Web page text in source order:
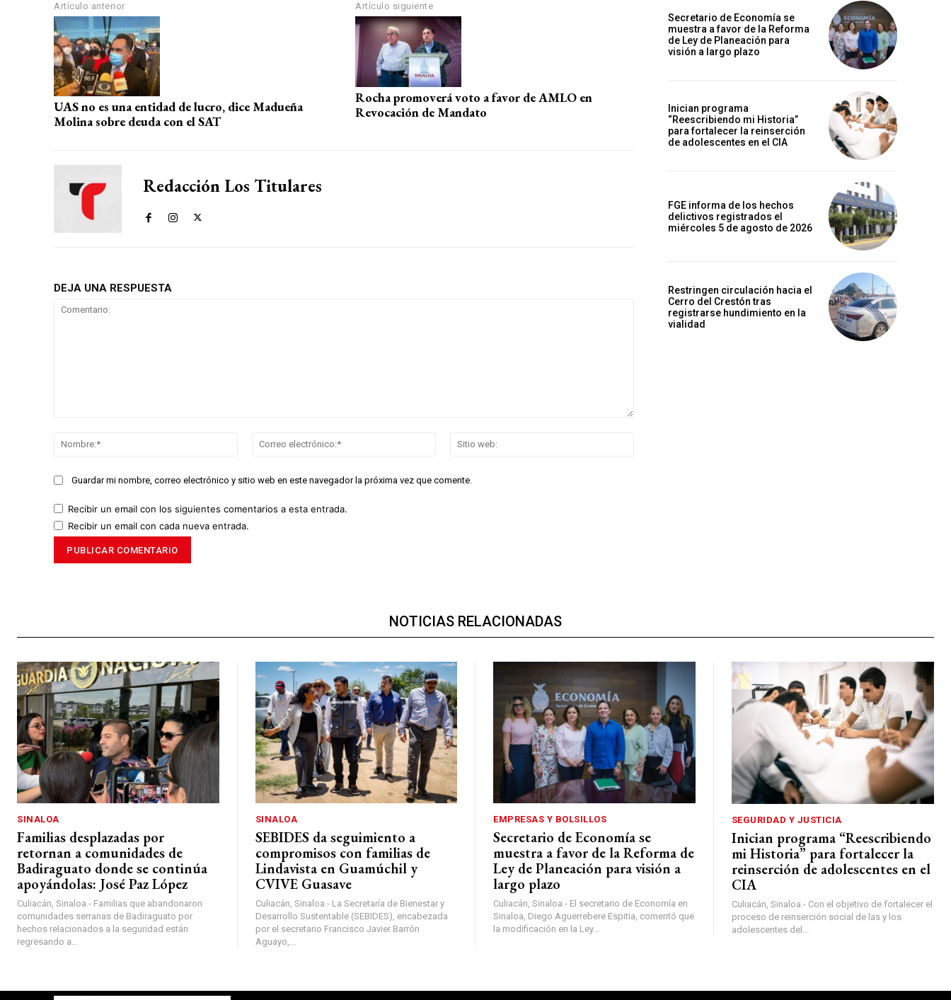
p
k
Artículo anterior
UAS no es una entidad de lucro, dice Madueña
Molina sobre deuda con el SAT
Artículo siguiente
Rocha promoverá voto a favor de AMLO en
Revocación de Mandato
Redacción Los Titulares
DEJA UNA RESPUESTA
Nombre:*
Correo
Guardar mi nombre, correo electrónico y sitio web en este navegador la próxima vez que comente.
Recibir un email con los siguientes comentarios a esta entrada.
Recibir un email con cada nueva entrada.
Secretario de Economía se
muestra a favor de la Reforma
de Ley de Planeación para
visión a largo plazo
Inician programa
“Reescribiendo mi Historia”
para fortalecer la reinserción
de adolescentes en el CIA
FGE informa de los hechos
delictivos registrados el
miércoles 5 de agosto de 2026
Restringen circulación hacia el
Cerro del Crestón tras
registrarse hundimiento en la
vialidad
NOTICIAS RELACIONADAS
SINALOA
Familias desplazadas por
retornan a comunidades de
Badiraguato donde se continúa
apoyándolas: José Paz López
Culiacán, Sinaloa.- Familias que abandonaron
comunidades serranas de Badiraguato por
hechos relacionados a la seguridad están
regresando a...
SINALOA
SEBIDES da seguimiento a
compromisos con familias de
Lindavista en Guamúchil y
CVIVE Guasave
Culiacán, Sinaloa.- La Secretaría de Bienestar y
Desarrollo Sustentable (SEBIDES), encabezada
por el secretario Francisco Javier Barrón
Aguayo,...
EMPRESAS Y BOLSILLOS
Secretario de Economía se
muestra a favor de la Reforma de
Ley de Planeación para visión a
largo plazo
Culiacán, Sinaloa.- El secretario de Economía en
Sinaloa, Diego Aguerrebere Espitia, comentó que
la modificación en la Ley...
SEGURIDAD Y JUSTICIA
Inician programa “Reescribiendo
mi Historia” para fortalecer la
reinserción de adolescentes en el
CIA
Culiacán, Sinaloa.- Con el objetivo de fortalecer el
proceso de reinserción social de las y los
adolescentes del...